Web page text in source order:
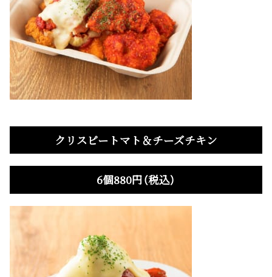
クリスピートマト＆チーズチキン
6個880円（税込）